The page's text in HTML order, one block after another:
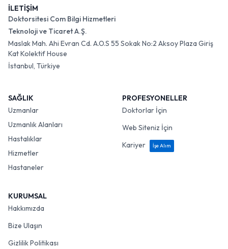
İLETİŞİM
Doktorsitesi Com Bilgi Hizmetleri
Teknoloji ve Ticaret A.Ş.
Maslak Mah. Ahi Evran Cd. A.O.S 55 Sokak No:2 Aksoy Plaza Giriş
Kat Kolektif House
İstanbul, Türkiye
SAĞLIK
Uzmanlar
Uzmanlık Alanları
Hastalıklar
Hizmetler
Hastaneler
PROFESYONELLER
Doktorlar İçin
Web Siteniz İçin
Kariyer
İşe Alım
KURUMSAL
Hakkımızda
Bize Ulaşın
Gizlilik Politikası